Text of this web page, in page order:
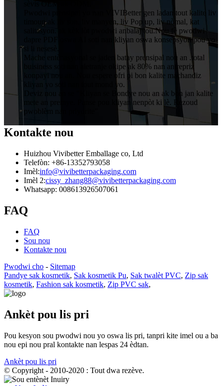
Pwodwi prensipal yo nan VIVIBetter gen ladan tout kalite liv
timoun ak liv son, liv manyen, liv Pop up, liv nòmal, kat
salitasyon. ak kèk lòt pwodwi anbalaj tou.Nou fè pwodwi
dapre PDF oswa AI soti nan kliyan oswa konsepsyon pou yo
Mache entènasyonal se jaden batay prensipal nou an .total
buisiness soti nan aletranje okipe ak 80% nan antrepriz
konpayi nou an. Nou espere ofri pi bon kalite machandiz
kliyan yo soti nan tout mond yo.
Deviz nou an se "Kliyan se Bondye nou an ak bon jan kalite
mete an premye. Panse pou kliyan nenpòt ki lè. Rezoud
Kontakte nou
Huizhou Vivibetter Emballage co, Ltd
Telefòn: +86-13352793058
Imèl:info@vivibetterpackaging.com
Imèl 2:cissy_zhang88@vivibetterpackaging.com
Whatsapp: 008613926507061
FAQ
FAQ
Sou nou
Kontakte nou
Pwodwi cho - Sitemap
Pandye sak kosmetik, Sak kosmetik Pu, Sak twalèt PVC, Zip sak
kosmetik, Fashion sak kosmetik, Zip PVC sak,
Ankèt pou lis pri
Pou kesyon sou pwodwi nou yo oswa lis pri, tanpri kite imel ou a ba
nou epi nou pral kontakte nan lespas 24 èdtan.
Ankèt pou lis pri
© Copyright - 2010-2020 : Tout dwa rezève.